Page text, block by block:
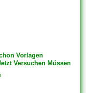
Vorlagen
Versuchen Müssen